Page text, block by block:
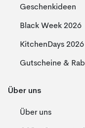
Geschenkideen
Black Week 2026
KitchenDays 2026
Gutscheine &
Über uns
Über uns